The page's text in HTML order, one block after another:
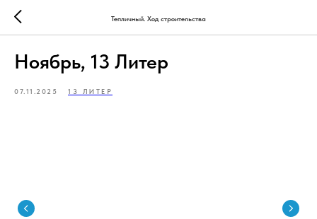
Тепличный. Ход строительства
Ноябрь, 13 Литер
07.11.2025 13 ЛИТЕР